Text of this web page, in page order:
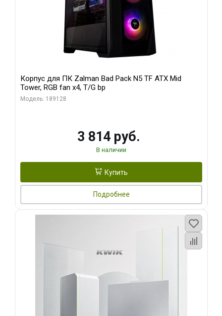
Корпус для ПК Zalman Bad Pack N5 TF ATX Mid
Tower, RGB fan x4, T/G bp
Модель: 189128
3 814 руб.
В наличии
Купить
Подробнее